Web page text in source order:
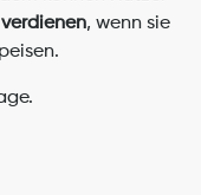
, wenn sie